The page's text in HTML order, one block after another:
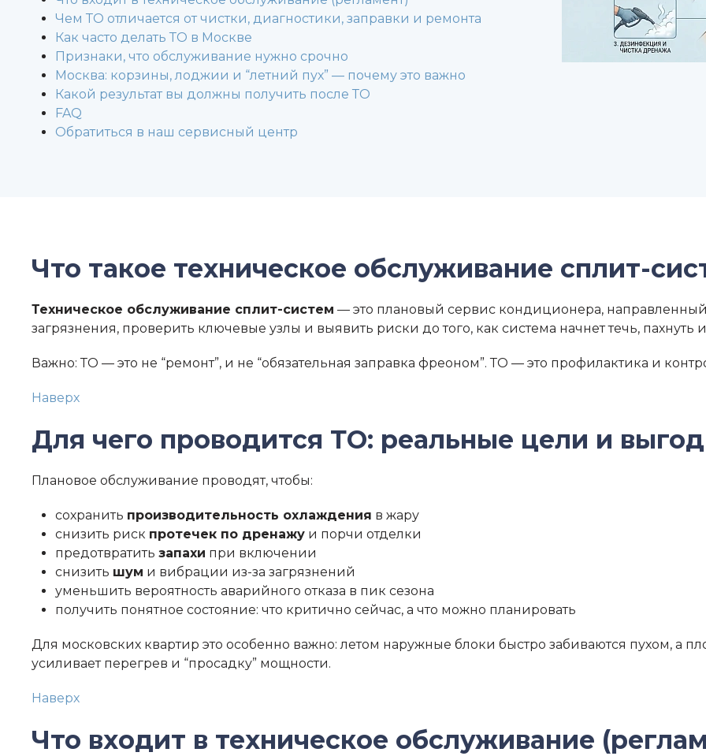
Чем ТО отличается от чистки, диагностики, заправки и ремонта
Как часто делать ТО в Москве
Признаки, что обслуживание нужно срочно
Москва: корзины, лоджии и “летний пух” — почему это важно
Какой результат вы должны получить после ТО
FAQ
Обратиться в наш сервисный центр
Что такое техническое обслуживание сплит-
Техническое обслуживание сплит-систем — это плановый сервис кондиционера,
загрязнения, проверить ключевые узлы и выявить риски до того, как система начнет течь, пахнуть
Важно: ТО — это не “ремонт”, и не “обязательная заправка фреоном”. ТО — это профилактика и
Наверх
Для чего проводится ТО: реальные цели и
Плановое обслуживание проводят, чтобы:
сохранить производительность охлаждения в жару
снизить риск протечек по дренажу и порчи отделки
предотвратить запахи при включении
снизить шум и вибрации из-за загрязнений
уменьшить вероятность аварийного отказа в пик сезона
получить понятное состояние: что критично сейчас, а что можно планировать
Для московских квартир это особенно важно: летом наружные блоки быстро забиваются пухом, а
усиливает перегрев и “просадку” мощности.
Наверх
Что входит в техническое обслуживание